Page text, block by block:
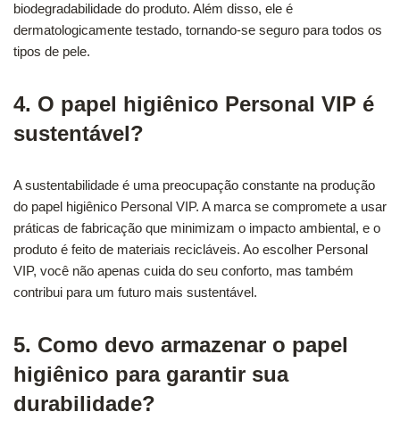
biodegradabilidade do produto. Além disso, ele é
dermatologicamente testado, tornando-se seguro para todos os
tipos de pele.
4. O papel higiênico Personal VIP é
sustentável?
A sustentabilidade é uma preocupação constante na produção
do papel higiênico Personal VIP. A marca se compromete a usar
práticas de fabricação que minimizam o impacto ambiental, e o
produto é feito de materiais recicláveis. Ao escolher Personal
VIP, você não apenas cuida do seu conforto, mas também
contribui para um futuro mais sustentável.
5. Como devo armazenar o papel
higiênico para garantir sua
durabilidade?